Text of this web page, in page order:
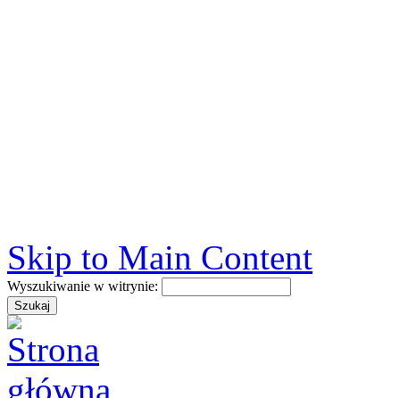
Skip to Main Content
Wyszukiwanie w witrynie: